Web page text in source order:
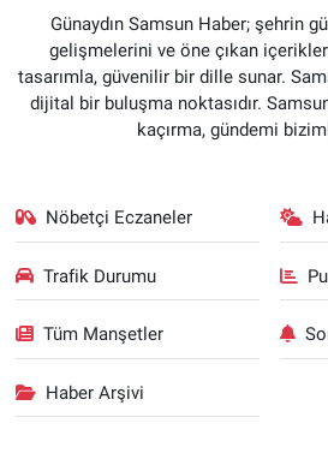
Günaydın Samsun Haber; şehrin
gelişmelerini ve öne çıkan
tasarımla, güvenilir bir dille sunar.
dijital bir buluşma noktasıdır.
kaçırma, gündemi
Nöbetçi Eczaneler
Trafik Durumu
Tüm Manşetler
Haber Arşivi